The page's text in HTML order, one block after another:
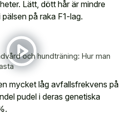
Lätt, dött hår är mindre
på raka F1-lag.
och hundträning: Hur man
mycket låg avfallsfrekvens på
pudel i deras genetiska